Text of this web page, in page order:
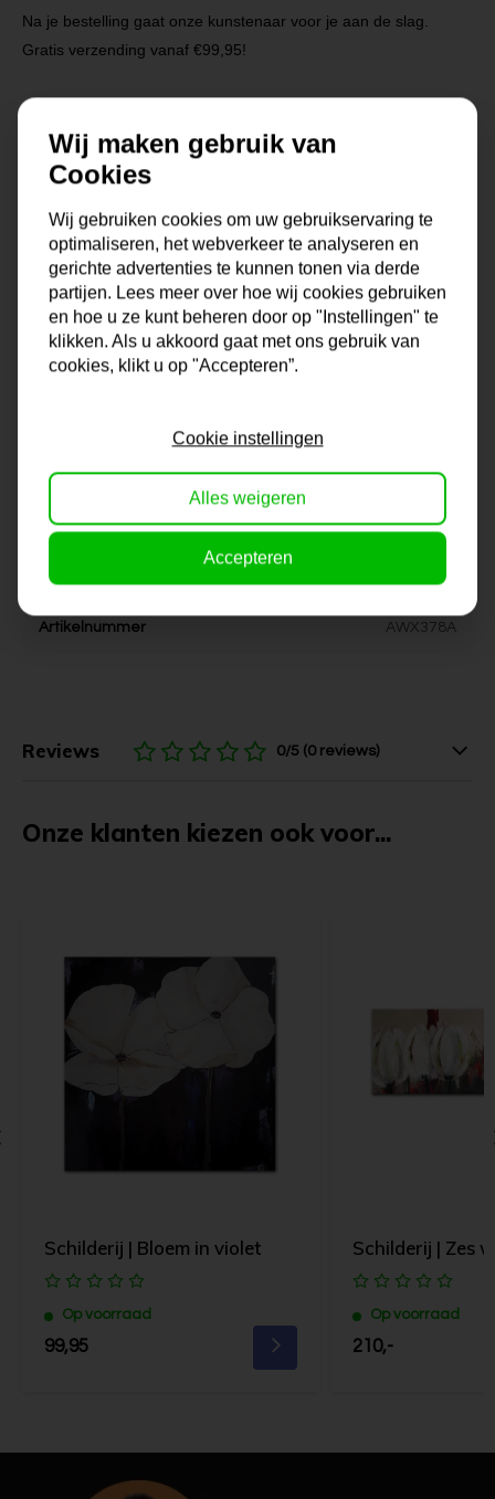
Na je bestelling gaat onze kunstenaar voor je aan de slag.
Gratis verzending vanaf €99,95!
Specificaties
Korte omschrijving
Origineel schilderij van onze
eigen kunstenaars
Formaat
60x60, 80x80, 90x90,
100x100, 120x120, 150x150
Kleur paars, wit, blauw
Levertijd 6-10 werkdagen
Artikelnummer AWX378A
Reviews 0/5 (0 reviews)
Onze klanten kiezen ook voor...
Schilderij | Bloem in violet
Op voorraad
99,95
Schilderij | Zes
Op voorraad
210,-
Wij maken gebruik van
Cookies
Wij gebruiken cookies om uw gebruikservaring te
optimaliseren, het webverkeer te analyseren en
gerichte advertenties te kunnen tonen via derde
partijen. Lees meer over hoe wij cookies gebruiken
en hoe u ze kunt beheren door op "Instellingen" te
klikken. Als u akkoord gaat met ons gebruik van
cookies, klikt u op "Accepteren”.
Cookie instellingen
Alles weigeren
Accepteren